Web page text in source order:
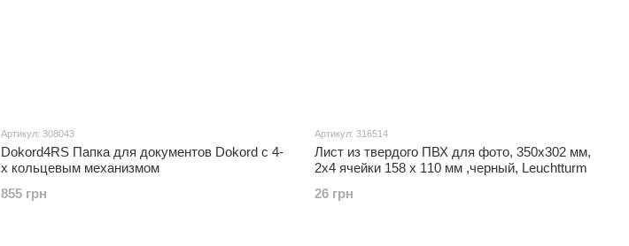
Артикул: 308043
Dokord4RS Папка для документов Dokord с 4-
х кольцевым механизмом
855 грн
Артикул: 316514
Лист из твердого ПВХ для фото, 350x302 мм,
2x4 ячейки 158 х 110 мм ,черный, Leuchtturm
26 грн